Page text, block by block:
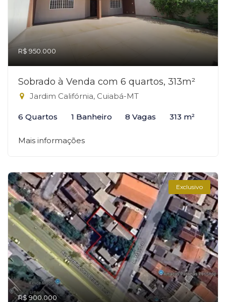
R$ 950.000
Sobrado à Venda com 6 quartos, 313m²
Jardim Califórnia, Cuiabá-MT
6 Quartos 1 Banheiro 8 Vagas 313 m²
Mais informações
Exclusivo
R$ 900.000